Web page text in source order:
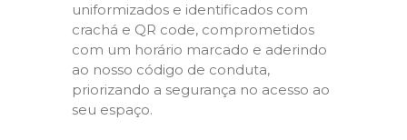
uniformizados e identificados com
crachá e QR code, comprometidos
com um horário marcado e aderindo
ao nosso código de conduta,
priorizando a segurança no acesso ao
seu espaço.